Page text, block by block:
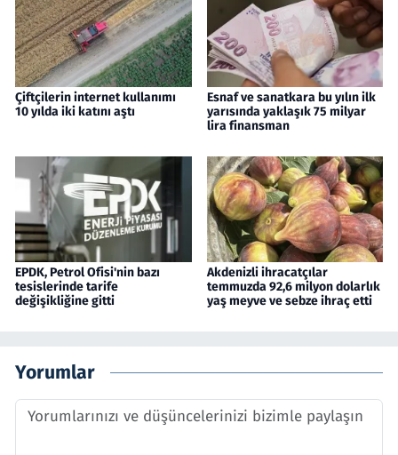
Çiftçilerin internet kullanımı
10 yılda iki katını aştı
Esnaf ve sanatkara bu yılın ilk
yarısında yaklaşık 75 milyar
lira finansman
EPDK, Petrol Ofisi'nin bazı
tesislerinde tarife
değişikliğine gitti
Akdenizli ihracatçılar
temmuzda 92,6 milyon dolarlık
yaş meyve ve sebze ihraç etti
Yorumlar